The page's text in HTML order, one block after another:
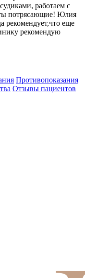
работаем с
потрясающие! Юлия
рекомендует,что еще
рекомендую
Противопоказания
Отзывы пациентов